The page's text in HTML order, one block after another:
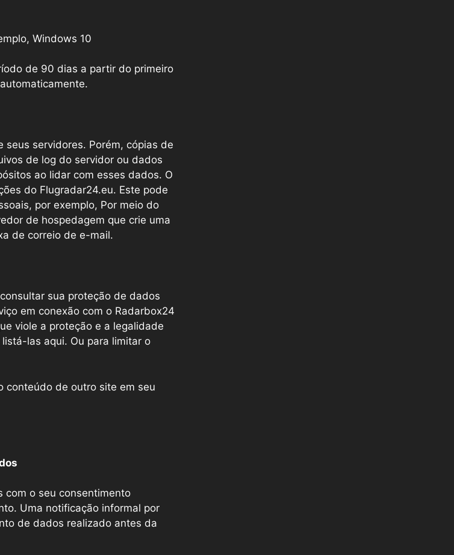
Windows 10
de 90 dias a partir do primeiro
servidores. Porém, cópias de
de log do servidor ou dados
ao lidar com esses dados. O
do Flugradar24.eu. Este pode
por exemplo, Por meio do
de hospedagem que crie uma
de correio de e-mail.
sua proteção de dados
em conexão com o Radarbox24
viole a proteção e a legalidade
las aqui. Ou para limitar o
conteúdo de outro site em seu
com o seu consentimento
Uma notificação informal por
de dados realizado antes da